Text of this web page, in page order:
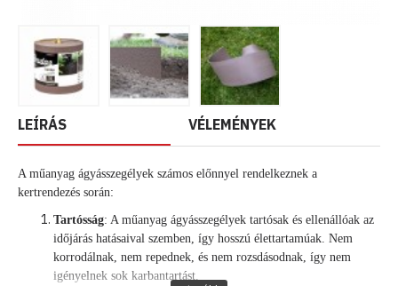
LEÍRÁS VÉLEMÉNYEK
A műanyag ágyásszegélyek számos előnnyel rendelkeznek a
kertrendezés során:
Tartósság: A műanyag ágyásszegélyek tartósak és ellenállóak az
időjárás hatásaival szemben, így hosszú élettartamúak. Nem
korrodálnak, nem repednek, és nem rozsdásodnak, így nem
igényelnek sok karbantartást.